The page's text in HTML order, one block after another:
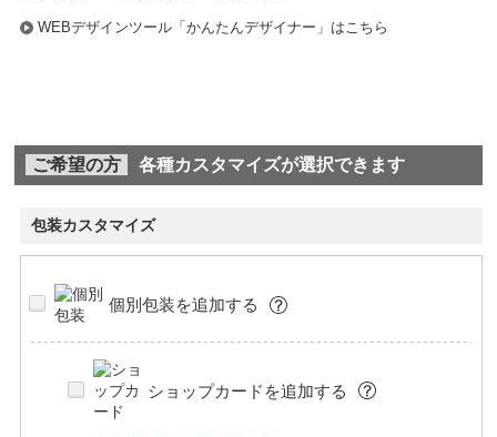
WEBデザインツール「かんたんデザイナー」はこちら
ご希望の方 各種カスタマイズが選択できます
包装カスタマイズ
個別包装を追加する
ショップカードを追加する